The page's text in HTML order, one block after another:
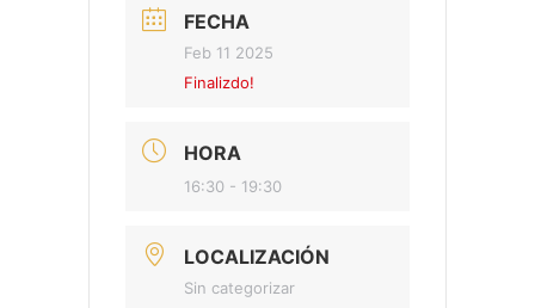
FECHA
Feb 11 2025
Finalizdo!
HORA
16:30 - 19:30
LOCALIZACIÓN
Sin categorizar